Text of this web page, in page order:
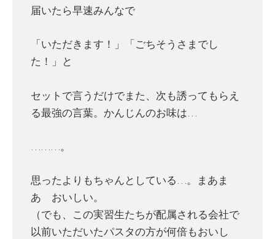
届いたら早速みんなで
「いただきます！」「ごちそうさまでし
た！」と
セットで言うだけでまた、次も誘ってもらえ
る最強の言葉。かんじんのお味は…
………。
思ったよりもちゃんとしている…。まあま
あ おいしい。
（でも、この実習生たちが配属される会社で
以前いただいたパスタの方が何倍もおいし